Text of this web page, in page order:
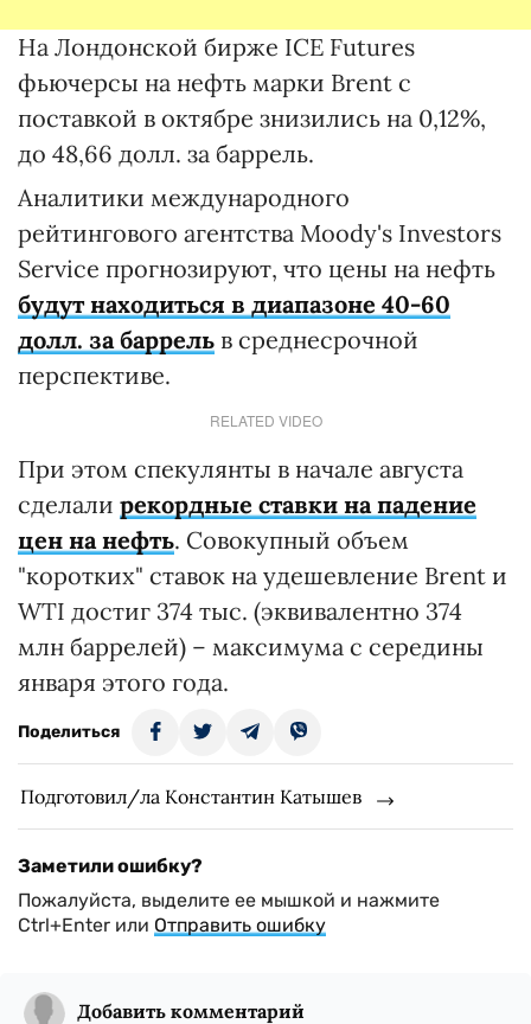
На Лондонской бирже ICE Futures
фьючерсы на нефть марки Brent с
поставкой в октябре знизились на 0,12%,
до 48,66 долл. за баррель.
Аналитики международного
рейтингового агентства Moody's Investors
Service прогнозируют, что цены на нефть
будут находиться в диапазоне 40-60
долл. за баррель в среднесрочной
перспективе.
RELATED VIDEO
При этом спекулянты в начале августа
сделали рекордные ставки на падение
цен на нефть. Совокупный объем
"коротких" ставок на удешевление Brent и
WTI достиг 374 тыс. (эквивалентно 374
млн баррелей) – максимума с середины
января этого года.
Поделиться
Подготовил/ла Константин Катышев
Заметили ошибку?
Пожалуйста, выделите ее мышкой и нажмите
Ctrl+Enter или Отправить ошибку
Добавить комментарий